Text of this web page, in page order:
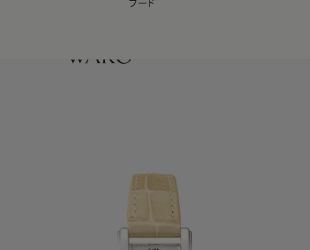
【会員様限定】夏のプレゼントキャンペーン開催中
フード